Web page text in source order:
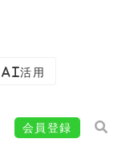
AI活用
会員登録